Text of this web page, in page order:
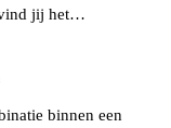
vind jij het…
binnen een